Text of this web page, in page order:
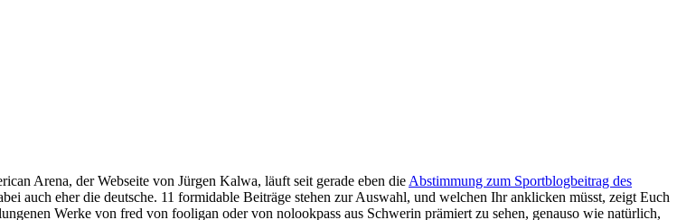
Arena, der Webseite von Jürgen Kalwa, läuft seit gerade eben dieAbstimmung zum Sportblogbeitrag des
auch eher die deutsche. 11 formidable Beiträge stehen zur Auswahl, und welchen Ihr anklicken müsst, zeigt Euch
Werke von fred von fooligan oder von nolookpass aus Schwerin prämiert zu sehen, genauso wie natürlich,